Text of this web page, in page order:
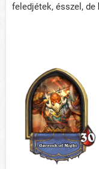
feledjétek, ésszel, de